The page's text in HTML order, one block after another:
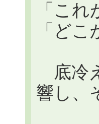
「こ
「ど
底冷
響し、